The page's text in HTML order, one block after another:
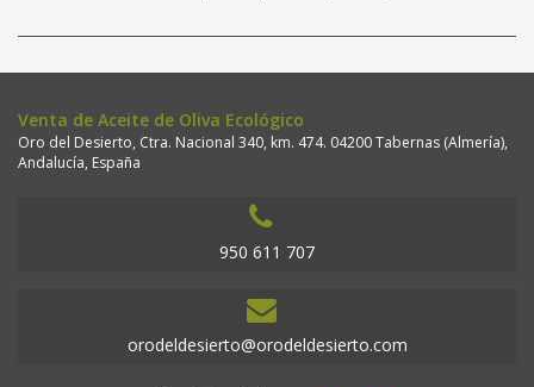
Venta de Aceite de Oliva Ecológico
Oro del Desierto, Ctra. Nacional 340, km. 474. 04200 Tabernas (Almería),
Andalucía, España
950 611 707
orodeldesierto@orodeldesierto.com